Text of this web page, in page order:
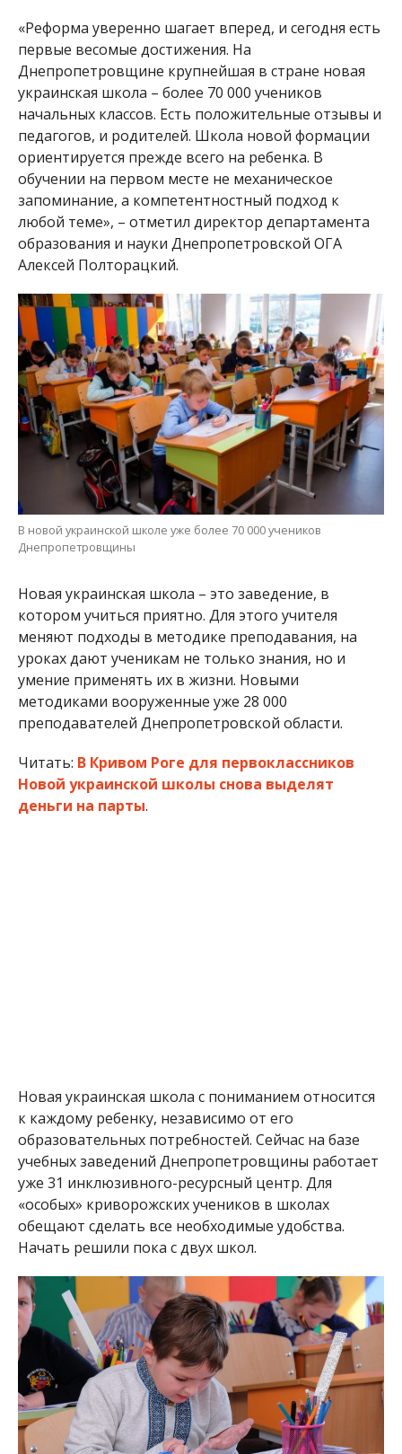
«Реформа уверенно шагает вперед, и сегодня есть
первые весомые достижения. На
Днепропетровщине крупнейшая в стране новая
украинская школа – более 70 000 учеников
начальных классов. Есть положительные отзывы и
педагогов, и родителей. Школа новой формации
ориентируется прежде всего на ребенка. В
обучении на первом месте не механическое
запоминание, а компетентностный подход к
любой теме», – отметил директор департамента
образования и науки Днепропетровской ОГА
Алексей Полторацкий.
В новой украинской школе уже более 70 000 учеников
Днепропетровщины
Новая украинская школа – это заведение, в
котором учиться приятно. Для этого учителя
меняют подходы в методике преподавания, на
уроках дают ученикам не только знания, но и
умение применять их в жизни. Новыми
методиками вооруженные уже 28 000
преподавателей Днепропетровской области.
Читать: В Кривом Роге для первоклассников
Новой украинской школы снова выделят
деньги на парты.
Новая украинская школа с пониманием относится
к каждому ребенку, независимо от его
образовательных потребностей. Сейчас на базе
учебных заведений Днепропетровщины работает
уже 31 инклюзивного-ресурсный центр. Для
«особых» криворожских учеников в школах
обещают сделать все необходимые удобства.
Начать решили пока с двух школ.